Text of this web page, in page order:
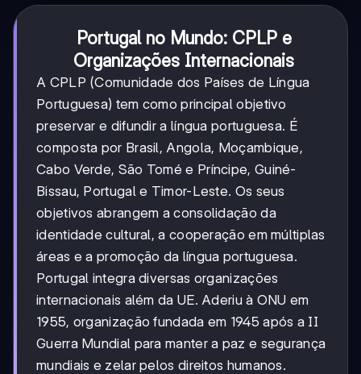
Portugal no Mundo: CPLP e
Organizações Internacionais
A CPLP (Comunidade dos Países de Língua
Portuguesa) tem como principal objetivo
preservar e difundir a língua portuguesa. É
composta por Brasil, Angola, Moçambique,
Cabo Verde, São Tomé e Príncipe, Guiné-
Bissau, Portugal e Timor-Leste. Os seus
objetivos abrangem a consolidação da
identidade cultural, a cooperação em múltiplas
áreas e a promoção da língua portuguesa.
Portugal integra diversas organizações
internacionais além da UE. Aderiu à ONU em
1955, organização fundada em 1945 após a II
Guerra Mundial para manter a paz e segurança
mundiais e zelar pelos direitos humanos.